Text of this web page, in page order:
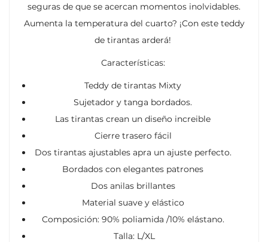
seguras de que se acercan momentos inolvidables.
Aumenta la temperatura del cuarto? ¡Con este teddy
de tirantas arderá!
Características:
Teddy de tirantas Mixty
Sujetador y tanga bordados.
Las tirantas crean un diseño increible
Cierre trasero fácil
Dos tirantas ajustables apra un ajuste perfecto.
Bordados con elegantes patrones
Dos anilas brillantes
Material suave y elástico
Composición: 90% poliamida /10% elástano.
Talla: L/XL